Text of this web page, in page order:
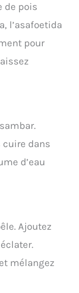
de pois
l’asafoetida
pour
dans
d’eau
Ajoutez
mélangez